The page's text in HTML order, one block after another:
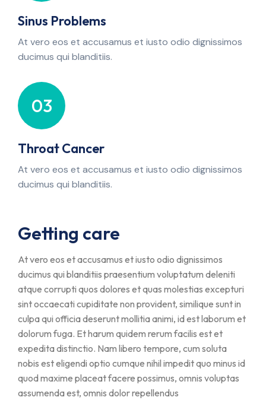
Sinus Problems
At vero eos et accusamus et iusto odio dignissimos
ducimus qui blanditiis.
03
Throat Cancer
At vero eos et accusamus et iusto odio dignissimos
ducimus qui blanditiis.
Getting care
At vero eos et accusamus et iusto odio dignissimos
ducimus qui blanditiis praesentium voluptatum deleniti
atque corrupti quos dolores et quas molestias excepturi
sint occaecati cupiditate non provident, similique sunt in
culpa qui officia deserunt mollitia animi, id est laborum et
dolorum fuga. Et harum quidem rerum facilis est et
expedita distinctio. Nam libero tempore, cum soluta
nobis est eligendi optio cumque nihil impedit quo minus id
quod maxime placeat facere possimus, omnis voluptas
assumenda est, omnis dolor repellendus